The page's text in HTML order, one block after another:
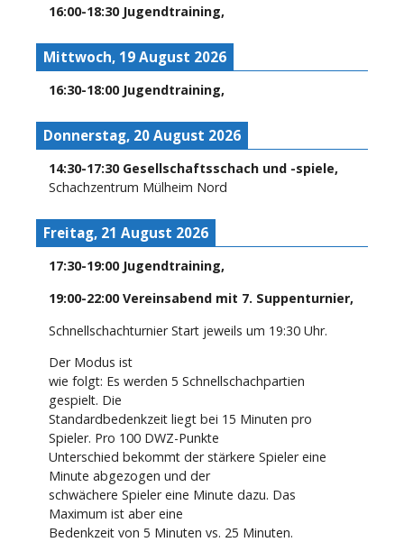
16:00-18:30 Jugendtraining,
Mittwoch, 19 August 2026
16:30-18:00 Jugendtraining,
Donnerstag, 20 August 2026
14:30-17:30 Gesellschaftsschach und -spiele,
Schachzentrum Mülheim Nord
Freitag, 21 August 2026
17:30-19:00 Jugendtraining,
19:00-22:00 Vereinsabend mit 7. Suppenturnier,
Schnellschachturnier Start jeweils um 19:30 Uhr.
Der Modus ist
wie folgt: Es werden 5 Schnellschachpartien
gespielt. Die
Standardbedenkzeit liegt bei 15 Minuten pro
Spieler. Pro 100 DWZ-Punkte
Unterschied bekommt der stärkere Spieler eine
Minute abgezogen und der
schwächere Spieler eine Minute dazu. Das
Maximum ist aber eine
Bedenkzeit von 5 Minuten vs. 25 Minuten.